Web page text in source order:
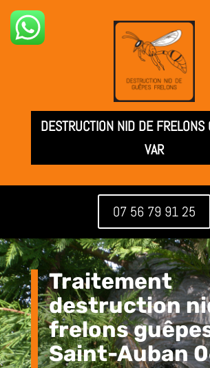
DESTRUCTION NID DE
VAR
07 56 79 91 25
Traitement
destruction
frelons
Saint-Auban